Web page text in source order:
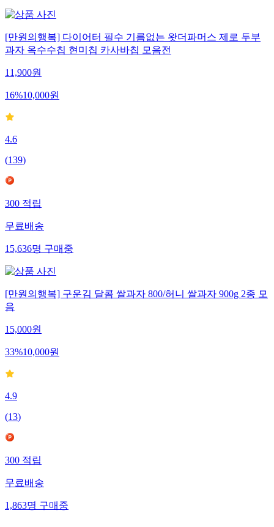
[만원의행복] 다이어터 필수 기름없는 왓더파머스 제로 두부
과자 옥수수칩 현미칩 카사바칩 모음전
11,900원
16%10,000원
4.6
(139)
300적립
무료배송
15,636명구매중
[만원의행복] 구운김 달콤 쌀과자 800/허니 쌀과자 900g 2종 모
음
15,000원
33%10,000원
4.9
(13)
300적립
무료배송
1,863명구매중